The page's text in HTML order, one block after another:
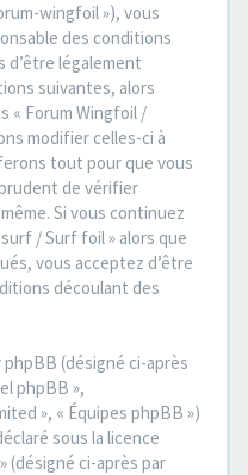
wingfoil »), vous
des conditions
d’être légalement
suivantes, alors
« Forum Wingfoil /
modifier celles-ci à
tout pour que vous
de vérifier
Si vous continuez
/ Surf foil » alors que
vous acceptez d’être
découlant des
(désigné ci-après
phpBB »,
», « Équipes phpBB »)
sous la licence
» (désigné ci-après par